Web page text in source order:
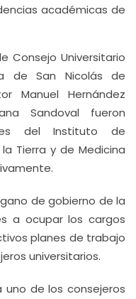
académicas de
Consejo Universitario
de San Nicolás de
Manuel Hernández
Sandoval fueron
del Instituto de
Tierra y de Medicina
de gobierno de la
a ocupar los cargos
planes de trabajo
universitarios.
de los consejeros